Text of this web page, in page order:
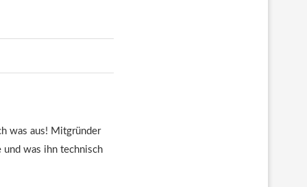
was aus! Mitgründer
was ihn technisch